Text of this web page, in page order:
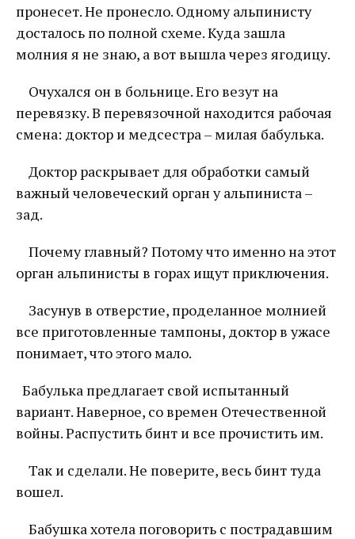
пронесет. Не пронесло. Одному альпинисту
досталось по полной схеме. Куда зашла
молния я не знаю, а вот вышла через ягодицу.
Очухался он в больнице. Его везут на
перевязку. В перевязочной находится рабочая
смена: доктор и медсестра – милая бабулька.
Доктор раскрывает для обработки самый
важный человеческий орган у альпиниста –
зад.
Почему главный? Потому что именно на этот
орган альпинисты в горах ищут приключения.
Засунув в отверстие, проделанное молнией
все приготовленные тампоны, доктор в ужасе
понимает, что этого мало.
Бабулька предлагает свой испытанный
вариант. Наверное, со времен Отечественной
войны. Распустить бинт и все прочистить им.
Так и сделали. Не поверите, весь бинт туда
вошел.
Бабушка хотела поговорить с пострадавшим